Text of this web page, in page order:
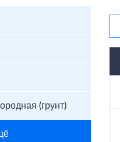
(грунт)